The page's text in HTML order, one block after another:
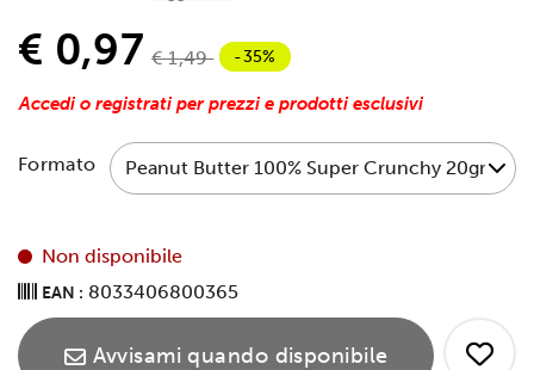
€ 0,97 € 1,49 -35%
Accedi o registrati per prezzi e prodotti esclusivi
Formato
Non disponibile
EAN : 8033406800365
Avvisami quando disponibile